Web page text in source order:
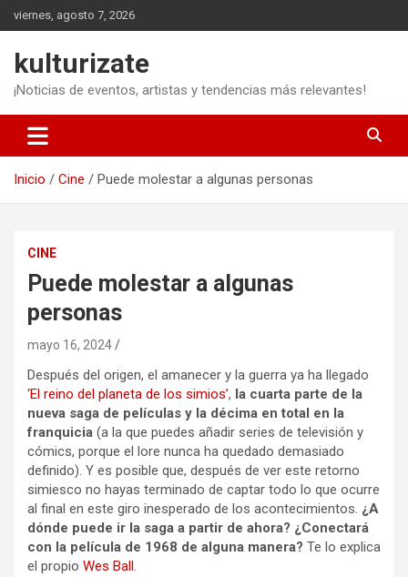
Saltar
al
viernes, agosto 7, 2026
kulturizate
¡Noticias de eventos, artistas y tendencias más relevantes!
Inicio Cine Puede molestar a algunas personas
CINE
Puede molestar a algunas
personas
mayo 16, 2024
Después del origen, el amanecer y la guerra ya ha llegado
‘El reino del planeta de los simios’, la cuarta parte de la
nueva saga de películas y la décima en total en la
franquicia (a la que puedes añadir series de televisión y
cómics, porque el lore nunca ha quedado demasiado
definido). Y es posible que, después de ver este retorno
simiesco no hayas terminado de captar todo lo que ocurre
al final en este giro inesperado de los acontecimientos. ¿A
dónde puede ir la saga a partir de ahora? ¿Conectará
con la película de 1968 de alguna manera? Te lo explica
el propio Wes Ball.